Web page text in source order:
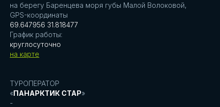
на берегу Баренцева моря губы Малой Волоковой,
GPS-координаты
69.647956 31.818477
График работы:
круглосуточно
на карте
ТУРОПЕРАТОР
«ПАНАРКТИК СТАР»
-